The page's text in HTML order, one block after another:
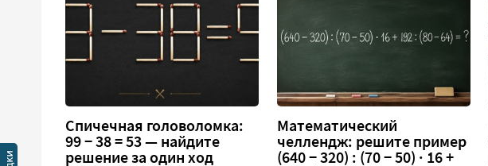
Спичечная головоломка:
99 − 38 = 53 — найдите
решение за один ход
Математический
челлендж: решите пример
(640 − 320) : (70 − 50) · 16 +